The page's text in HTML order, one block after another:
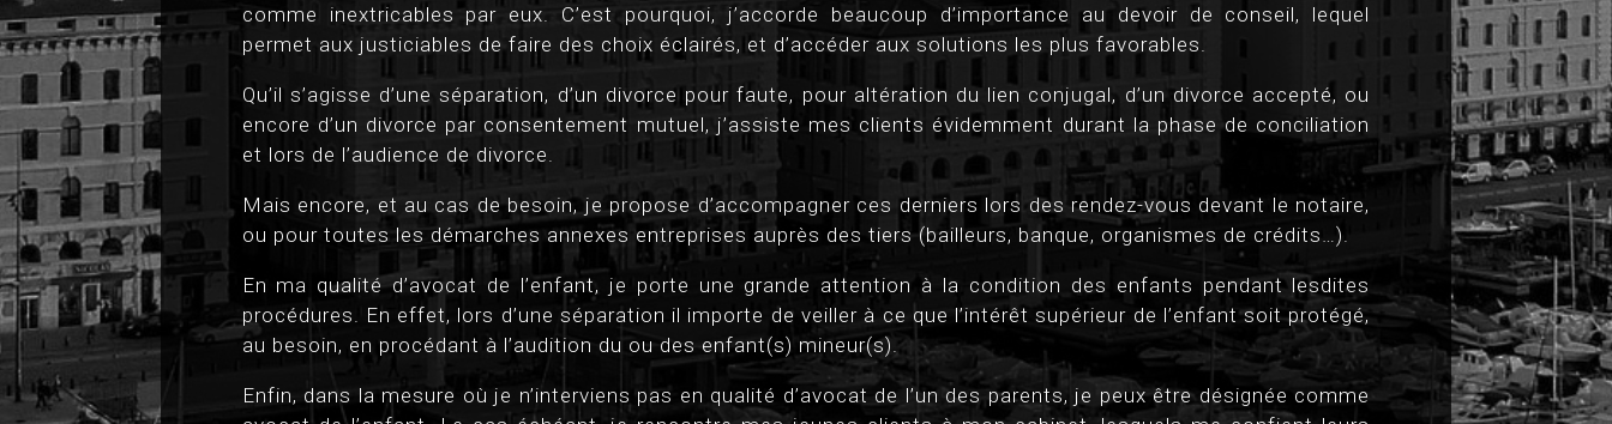
comme inextricables par eux. C’est pourquoi, j’accorde beaucoup d’importance au devoir de conseil, lequel
permet aux justiciables de faire des choix éclairés, et d’accéder aux solutions les plus favorables.
Qu’il s’agisse d’une séparation, d’un divorce pour faute, pour altération du lien conjugal, d’un divorce accepté, ou
encore d’un divorce par consentement mutuel, j’assiste mes clients évidemment durant la phase de conciliation
et lors de l’audience de divorce.
Mais encore, et au cas de besoin, je propose d’accompagner ces derniers lors des rendez-vous devant le notaire,
ou pour toutes les démarches annexes entreprises auprès des tiers (bailleurs, banque, organismes de crédits…).
En ma qualité d’avocat de l’enfant, je porte une grande attention à la condition des enfants pendant lesdites
procédures. En effet, lors d’une séparation il importe de veiller à ce que l’intérêt supérieur de l’enfant soit protégé,
au besoin, en procédant à l’audition du ou des enfant(s) mineur(s).
Enfin, dans la mesure où je n’interviens pas en qualité d’avocat de l’un des parents, je peux être désignée comme